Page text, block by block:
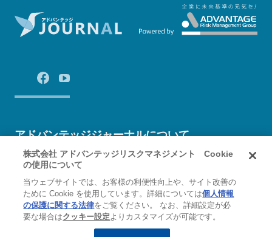
アドバンテッジジャーナルについて
運営会社 お問い合わせ プライバシーポリシー
Copyright Advantage Risk Management Co.,Ltd. All Rights Reserved.
株式会社 アドバンテッジリスクマネジメント Cookie
の使用について
当ウェブサイトでは、お客様の利便性向上や、サイト改善の
ために Cookie を使用しています。詳細については個人情報
の保護に関する法律をご覧ください。 なお、詳細設定が必
要な場合はクッキー設定よりカスタマイズが可能です。